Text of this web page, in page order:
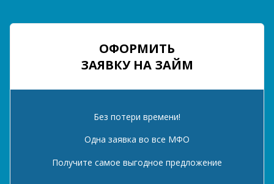
ОФОРМИТЬ
ЗАЯВКУ НА ЗАЙМ
Без потери времени!
Одна заявка во все МФО
Получите самое выгодное предложение